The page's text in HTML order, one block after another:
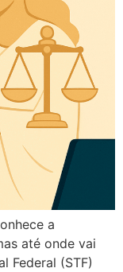
a
até onde vai
Federal (STF)